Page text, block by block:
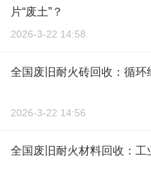
片“废土”？
2026-3-22 14:58
全国废旧耐火砖回收：循环
2026-3-22 14:56
全国废旧耐火材料回收：工